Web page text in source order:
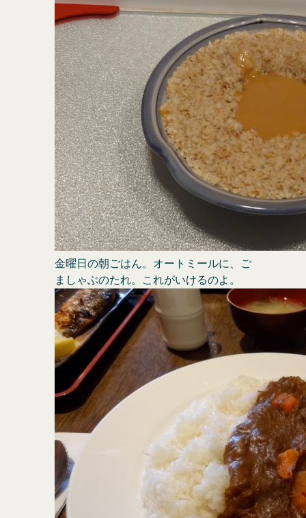
金曜日の朝ごはん。オートミールに、ご
ましゃぶのたれ。これがいけるのよ。